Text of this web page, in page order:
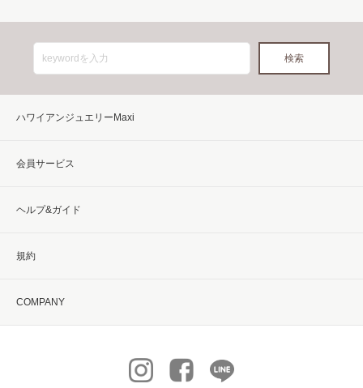
ハワイアンジュエリーMaxi
会員サービス
ヘルプ&ガイド
規約
COMPANY